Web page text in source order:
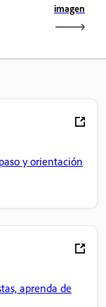
imagen
y orientación
aprenda de